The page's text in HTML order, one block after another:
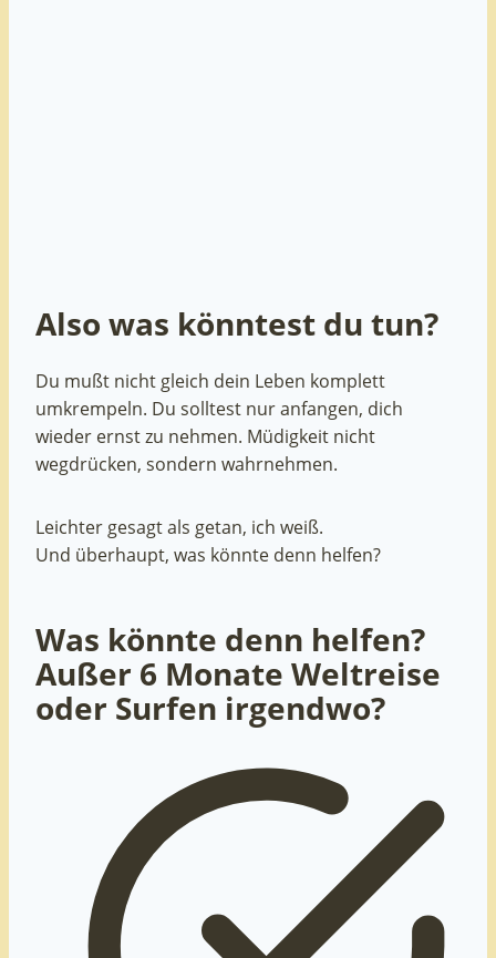
Also was könntest du tun?
Du mußt nicht gleich dein Leben komplett
umkrempeln. Du solltest nur anfangen, dich
wieder ernst zu nehmen. Müdigkeit nicht
wegdrücken, sondern wahrnehmen.
Leichter gesagt als getan, ich weiß.
Und überhaupt, was könnte denn helfen?
Was könnte denn helfen?
Außer 6 Monate Weltreise
oder Surfen irgendwo?